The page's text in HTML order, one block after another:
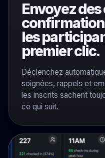
Envoyez
les
premier clic.
Déclenchez
soignées, rappels et
les inscrits sachent
ce qui suit.